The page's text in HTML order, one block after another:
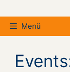
Menü